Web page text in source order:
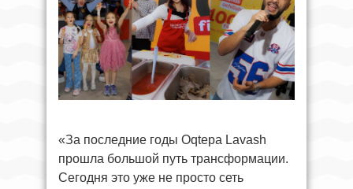
«За последние годы Oqtepa Lavash
прошла большой путь трансформации.
Сегодня это уже не просто сеть